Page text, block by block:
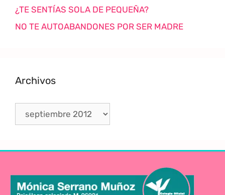
¿TE SENTÍAS SOLA DE PEQUEÑA?
NO TE AUTOABANDONES POR SER MADRE
Archivos